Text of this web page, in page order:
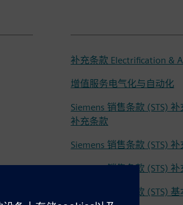
补充条款 Electrification &
增值服务电气化与自动化
Siemens 销售条款 (STS)
补充条款
Siemens 销售条款 (STS)
Siemens 销售条款 (STS)
Siemens 销售条款 (STS)